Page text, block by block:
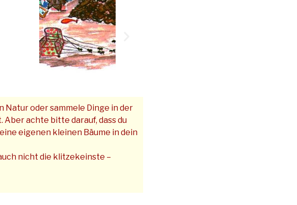
Natur oder sammele Dinge in der
Aber achte bitte darauf, dass du
eigenen kleinen Bäume in dein
nicht die klitzekeinste –